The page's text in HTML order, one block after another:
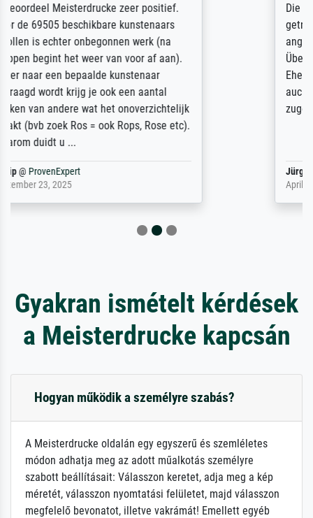
Die Zufriedenheit ist auch nicht dadurch
getrübt, dass das Bild entgegen einer
angegebenen Lieferanschrift (sollte eine
Überraschung für die normannische
Ehefrau sein zum Hochzeits- gleichzeitig
auch Geburtstag sein) doch nach zu Hause
zugestellt wurde.
Jürgen
April 22, 2026
Gyakran ismételt kérdések
a Meisterdrucke kapcsán
Hogyan működik a személyre szabás?
A Meisterdrucke oldalán egy egyszerű és szemléletes
módon adhatja meg az adott műalkotás személyre
szabott beállításait: Válasszon keretet, adja meg a kép
méretét, válasszon nyomtatási felületet, majd válasszon
megfelelő bevonatot, illetve vakrámát! Emellett egyéb